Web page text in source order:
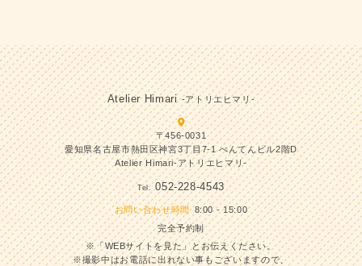
Atelier Himari -アトリエヒマリ-
〒456-0031
愛知県名古屋市熱田区神宮3丁目7-1 べんてんビル2階D
Atelier Himari-アトリエヒマリ-
Tel. 052-228-4543
お問い合わせ時間 8:00 - 15:00
完全予約制
※「WEBサイトを見た」とお伝えください。
※撮影中はお電話に出れない事もございますので、